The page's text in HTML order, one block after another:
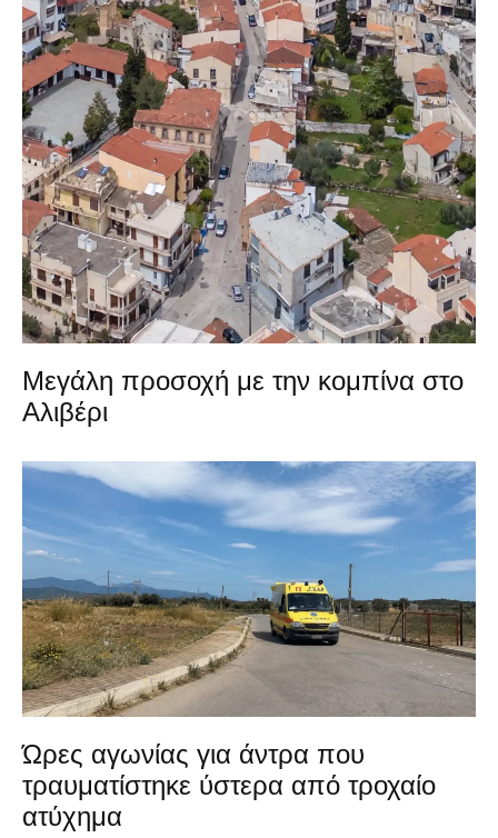
Μεγάλη προσοχή με την κομπίνα στο
Αλιβέρι
Ώρες αγωνίας για άντρα που
τραυματίστηκε ύστερα από τροχαίο
ατύχημα